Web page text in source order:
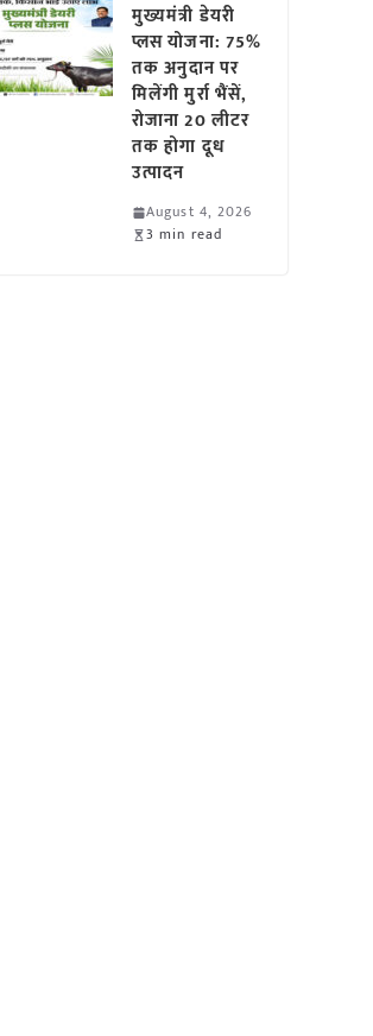
मुख्यमंत्री डेयरी
प्लस योजना: 75%
तक अनुदान पर
मिलेंगी मुर्रा भैंसें,
रोजाना 20 लीटर
तक होगा दूध
उत्पादन
August 4, 2026
3 min read